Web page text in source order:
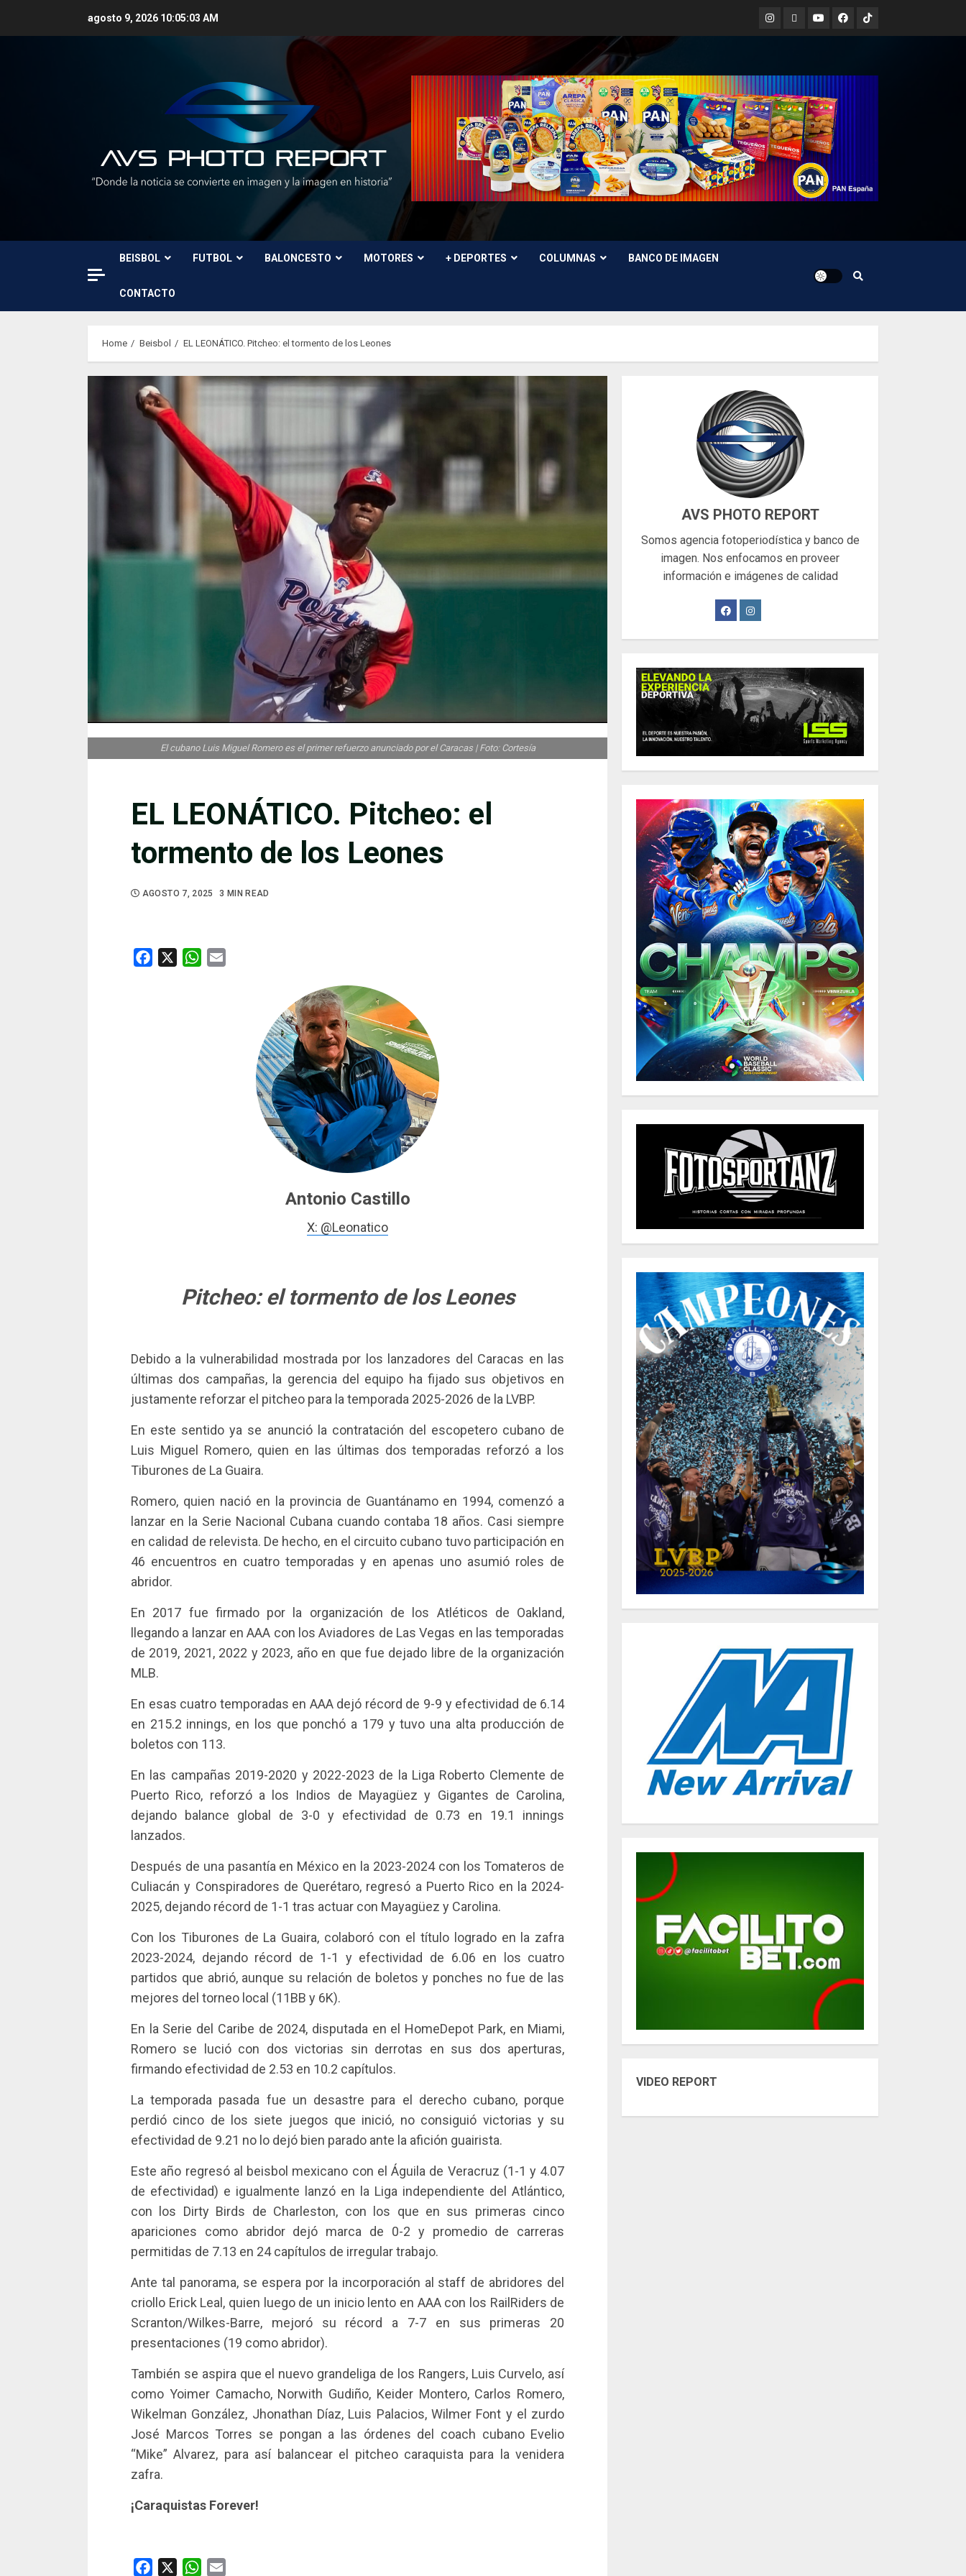
agosto 9, 2026 10:05:04 AM Instagram
X YoutubeFacebook
TikTok
BEISBOL FUTBOL BALONCESTO MOTORES + DEPORTES COLUMNAS BANCO DE IMAGEN
CONTACTO
Home Beisbol EL LEONÁTICO. Pitcheo: el tormento de los Leones
EL LEONÁTICO. Pitcheo: el
tormento de los Leones
AGOSTO 7, 2025 3 MIN READ
El cubano Luis Miguel Romero es el primer refuerzo anunciado por el Caracas | Foto: Cortesía
Facebook WhatsApp
Antonio Castillo
X: @Leonatico
Pitcheo: el tormento de los Leones
Debido a la vulnerabilidad mostrada por los lanzadores del Caracas en las
últimas dos campañas, la gerencia del equipo ha fijado sus objetivos en
justamente reforzar el pitcheo para la temporada 2025-2026 de la LVBP.
En este sentido ya se anunció la contratación del escopetero cubano de
Luis Miguel Romero, quien en las últimas dos temporadas reforzó a los
Tiburones de La Guaira.
Romero, quien nació en la provincia de Guantánamo en 1994, comenzó a
lanzar en la Serie Nacional Cubana cuando contaba 18 años. Casi siempre
en calidad de relevista. De hecho, en el circuito cubano tuvo participación en
46 encuentros en cuatro temporadas y en apenas uno asumió roles de
abridor.
En 2017 fue firmado por la organización de los Atléticos de Oakland,
llegando a lanzar en AAA con los Aviadores de Las Vegas en las temporadas
de 2019, 2021, 2022 y 2023, año en que fue dejado libre de la organización
MLB.
En esas cuatro temporadas en AAA dejó récord de 9-9 y efectividad de 6.14
en 215.2 innings, en los que ponchó a 179 y tuvo una alta producción de
boletos con 113.
En las campañas 2019-2020 y 2022-2023 de la Liga Roberto Clemente de
Puerto Rico, reforzó a los Indios de Mayagüez y Gigantes de Carolina,
dejando balance global de 3-0 y efectividad de 0.73 en 19.1 innings
lanzados.
Después de una pasantía en México en la 2023-2024 con los Tomateros de
Culiacán y Conspiradores de Querétaro, regresó a Puerto Rico en la 2024-
2025, dejando récord de 1-1 tras actuar con Mayagüez y Carolina.
Con los Tiburones de La Guaira, colaboró con el título logrado en la zafra
2023-2024, dejando récord de 1-1 y efectividad de 6.06 en los cuatro
partidos que abrió, aunque su relación de boletos y ponches no fue de las
mejores del torneo local (11BB y 6K).
En la Serie del Caribe de 2024, disputada en el HomeDepot Park, en Miami,
Romero se lució con dos victorias sin derrotas en sus dos aperturas,
firmando efectividad de 2.53 en 10.2 capítulos.
La temporada pasada fue un desastre para el derecho cubano, porque
perdió cinco de los siete juegos que inició, no consiguió victorias y su
efectividad de 9.21 no lo dejó bien parado ante la afición guairista.
Este año regresó al beisbol mexicano con el Águila de Veracruz (1-1 y 4.07
de efectividad) e igualmente lanzó en la Liga independiente del Atlántico,
con los Dirty Birds de Charleston, con los que en sus primeras cinco
apariciones como abridor dejó marca de 0-2 y promedio de carreras
permitidas de 7.13 en 24 capítulos de irregular trabajo.
Ante tal panorama, se espera por la incorporación al staff de abridores del
criollo Erick Leal, quien luego de un inicio lento en AAA con los RailRiders de
Scranton/Wilkes-Barre, mejoró su récord a 7-7 en sus primeras 20
presentaciones (19 como abridor).
También se aspira que el nuevo grandeliga de los Rangers, Luis Curvelo, así
como Yoimer Camacho, Norwith Gudiño, Keider Montero, Carlos Romero,
Wikelman González, Jhonathan Díaz, Luis Palacios, Wilmer Font y el zurdo
José Marcos Torres se pongan a las órdenes del coach cubano Evelio
“Mike” Alvarez, para así balancear el pitcheo caraquista para la venidera
zafra.
¡Caraquistas Forever!
Facebook WhatsApp
AVS PHOTO REPORT
Somos agencia fotoperiodística y banco de
imagen. Nos enfocamos en proveer
información e imágenes de calidad
VIDEO REPORT